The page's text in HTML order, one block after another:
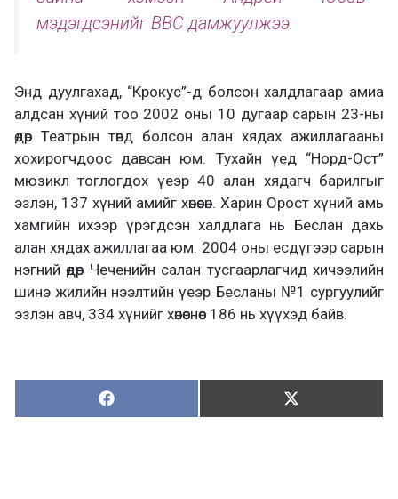
мэдэгдсэнийг ВВС дамжуулжээ.
Энд дуулгахад, “Крокус”-д болсон халдлагаар амиа
алдсан хүний тоо 2002 оны 10 дугаар сарын 23-ны
өдөр Театрын төвд болсон алан хядах ажиллагааны
хохирогчдоос давсан юм. Тухайн үед “Норд-Ост”
мюзикл тоглогдох үеэр 40 алан хядагч барилгыг
эзлэн, 137 хүний амийг хөнөөсөн. Харин Орост хүний амь
хамгийн ихээр үрэгдсэн халдлага нь Беслан дахь
алан хядах ажиллагаа юм. 2004 оны есдүгээр сарын
нэгний өдөр Чеченийн салан тусгаарлагчид хичээлийн
шинэ жилийн нээлтийн үеэр Бесланы №1 сургуулийг
эзлэн авч, 334 хүнийг хөнөөснөөс 186 нь хүүхэд байв.
Хуваалцах:
Х
у
Түгээх:
Т
ү